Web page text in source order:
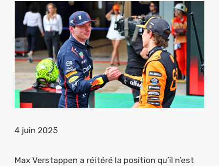
4 juin 2025
Max Verstappen a réitéré la position qu’il n’est